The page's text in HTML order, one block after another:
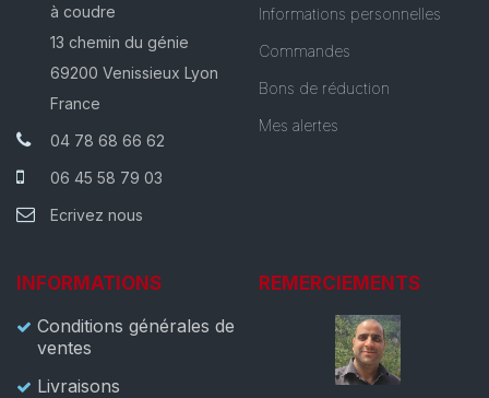
à coudre
13 chemin du génie
69200 Venissieux Lyon
France
04 78 68 66 62
06 45 58 79 03
Ecrivez nous
Informations personnelles
Commandes
Bons de réduction
Mes alertes
INFORMATIONS
Conditions générales de
ventes
Livraisons
REMERCIEMENTS